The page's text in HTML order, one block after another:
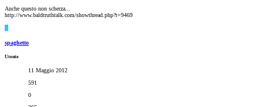
Anche questo non scherza...
http://www.baldtruthtalk.com/showthread.php?t=9469
S
spaghetto
Utente
11 Maggio 2012
591
0